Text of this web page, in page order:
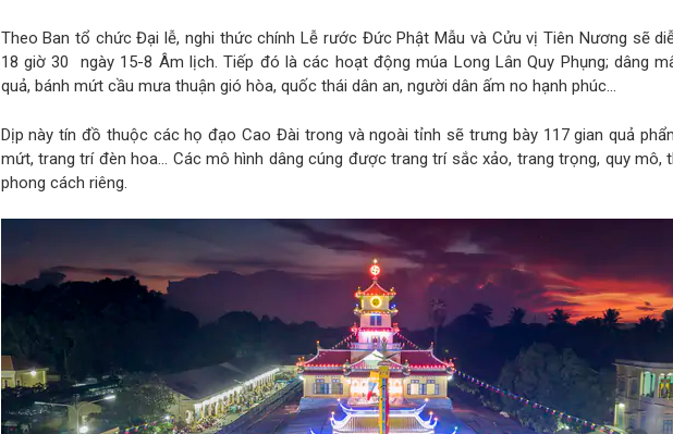
Theo Ban tổ chức Đại lễ, nghi thức chính Lễ rước Đức Phật Mẫu và Cửu vị Tiên Nương sẽ
18 giờ 30 ngày 15-8 Âm lịch. Tiếp đó là các hoạt động múa Long Lân Quy Phụng; dâng
quả, bánh mứt cầu mưa thuận gió hòa, quốc thái dân an, người dân ấm no hạnh phúc…
Dịp này tín đồ thuộc các họ đạo Cao Đài trong và ngoài tỉnh sẽ trưng bày 117 gian quả
mứt, trang trí đèn hoa… Các mô hình dâng cúng được trang trí sắc xảo, trang trọng, quy mô,
phong cách riêng.